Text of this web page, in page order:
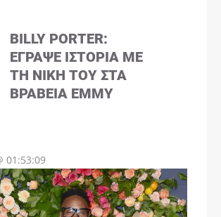
BILLY PORTER:
ΈΓΡΑΨΕ ΙΣΤΟΡΊΑ ΜΕ
ΤΗ ΝΊΚΗ ΤΟΥ ΣΤΑ
ΒΡΑΒΕΊΑ EMMY
01:53:09